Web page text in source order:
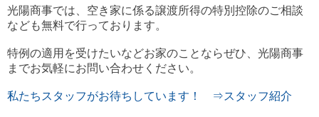
光陽商事では、 空き家に係る譲渡所得の特別控除のご相談
なども無料で行っております。
特例の適用を受けたいなどお家のことならぜひ、光陽商事
までお気軽にお問い合わせください。
私たちスタッフがお待ちしています！ ⇒スタッフ紹介